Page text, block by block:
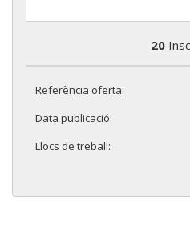
20
Referència oferta:
Data publicació:
Llocs de treball: